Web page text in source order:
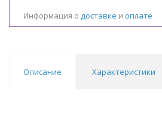
Информация о доставке и оплате
Описание Характеристики